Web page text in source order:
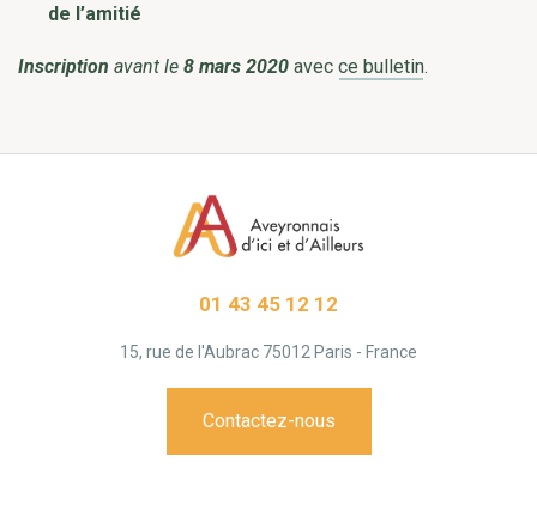
de l’amitié
Inscription avant le 8 mars 2020 avec ce bulletin.
01 43 45 12 12
15, rue de l'Aubrac 75012 Paris - France
Contactez-nous